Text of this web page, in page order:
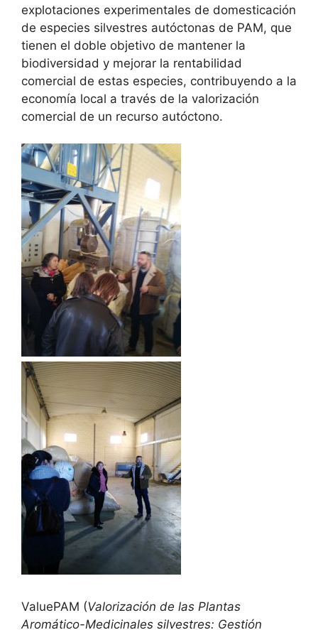
explotaciones experimentales de domesticación
de especies silvestres autóctonas de PAM, que
tienen el doble objetivo de mantener la
biodiversidad y mejorar la rentabilidad
comercial de estas especies, contribuyendo a la
economía local a través de la valorización
comercial de un recurso autóctono.
ValuePAM (Valorización de las Plantas
Aromático-Medicinales silvestres: Gestión